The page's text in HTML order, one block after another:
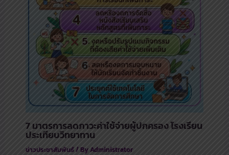
7 มาตรการลดภาวะค่าใช้จ่ายผู้ปกครอง โรงเรียน
ประเทียบวิทยาทาน
ข่าวประชาสัมพันธ์/ ByAdministrator